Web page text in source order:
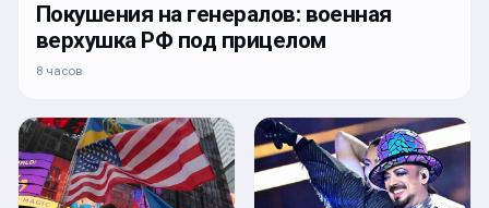
Покушения на генералов: военная
верхушка РФ под прицелом
8 часов